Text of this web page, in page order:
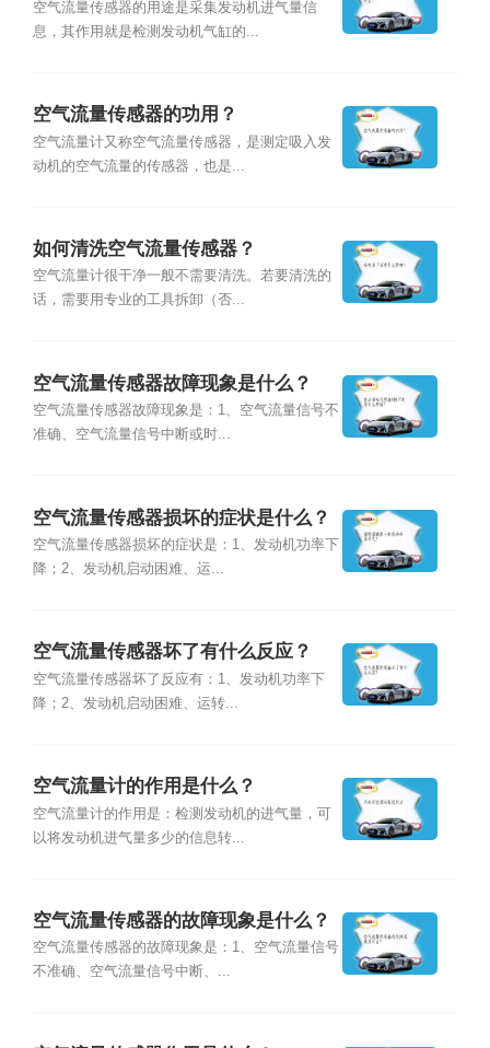
空气流量传感器的用途是采集发动机进气量信
息，其作用就是检测发动机气缸的...
空气流量传感器的功用？
空气流量计又称空气流量传感器，是测定吸入发
动机的空气流量的传感器，也是...
如何清洗空气流量传感器？
空气流量计很干净一般不需要清洗。若要清洗的
话，需要用专业的工具拆卸（否...
空气流量传感器故障现象是什么？
空气流量传感器故障现象是：1、空气流量信号不
准确、空气流量信号中断或时...
空气流量传感器损坏的症状是什么？
空气流量传感器损坏的症状是：1、发动机功率下
降；2、发动机启动困难、运...
空气流量传感器坏了有什么反应？
空气流量传感器坏了反应有：1、发动机功率下
降；2、发动机启动困难、运转...
空气流量计的作用是什么？
空气流量计的作用是：检测发动机的进气量，可
以将发动机进气量多少的信息转...
空气流量传感器的故障现象是什么？
空气流量传感器的故障现象是：1、空气流量信号
不准确、空气流量信号中断、...